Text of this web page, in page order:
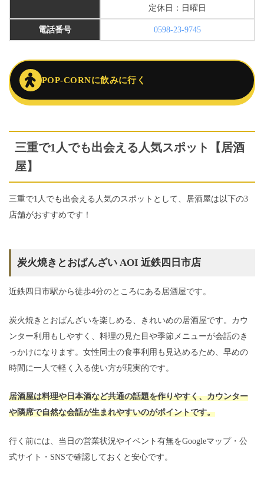
定休日：日曜日
電話番号 0598-23-9745
POP-CORNに飲みに行く
三重で1人でも出会える人気スポット【居酒
屋】
三重で1人でも出会える人気のスポットとして、居酒屋は以下の3
店舗がおすすめです！
炭火焼きとおばんざい AOI 近鉄四日市店
近鉄四日市駅から徒歩4分のところにある居酒屋です。
炭火焼きとおばんざいを楽しめる、きれいめの居酒屋です。カウ
ンター利用もしやすく、料理の見た目や季節メニューが会話のき
っかけになります。女性同士の食事利用も見込めるため、早めの
時間に一人で軽く入る使い方が現実的です。
居酒屋は料理や日本酒など共通の話題を作りやすく、カウンター
や隣席で自然な会話が生まれやすいのがポイントです。
行く前には、当日の営業状況やイベント有無をGoogleマップ・公
式サイト・SNSで確認しておくと安心です。